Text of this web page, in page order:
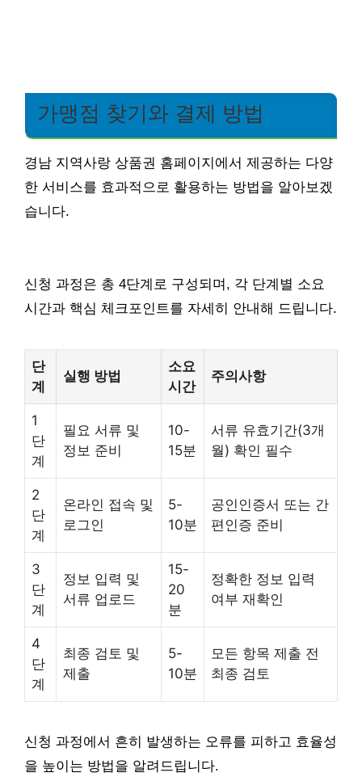
가맹점 찾기와 결제 방법
경남 지역사랑 상품권 홈페이지에서 제공하는 다양
한 서비스를 효과적으로 활용하는 방법을 알아보겠
습니다.
신청 과정은 총 4단계로 구성되며, 각 단계별 소요
시간과 핵심 체크포인트를 자세히 안내해 드립니다.
단
계
실행 방법
소요
시간
주의사항
1
단
계
필요 서류 및
정보 준비
10-
15분
서류 유효기간(3개
월) 확인 필수
2
단
계
온라인 접속 및
로그인
5-
10분
공인인증서 또는 간
편인증 준비
3
단
계
정보 입력 및
서류 업로드
15-
20
분
정확한 정보 입력
여부 재확인
4
단
계
최종 검토 및
제출
5-
10분
모든 항목 제출 전
최종 검토
신청 과정에서 흔히 발생하는 오류를 피하고 효율성
을 높이는 방법을 알려드립니다.